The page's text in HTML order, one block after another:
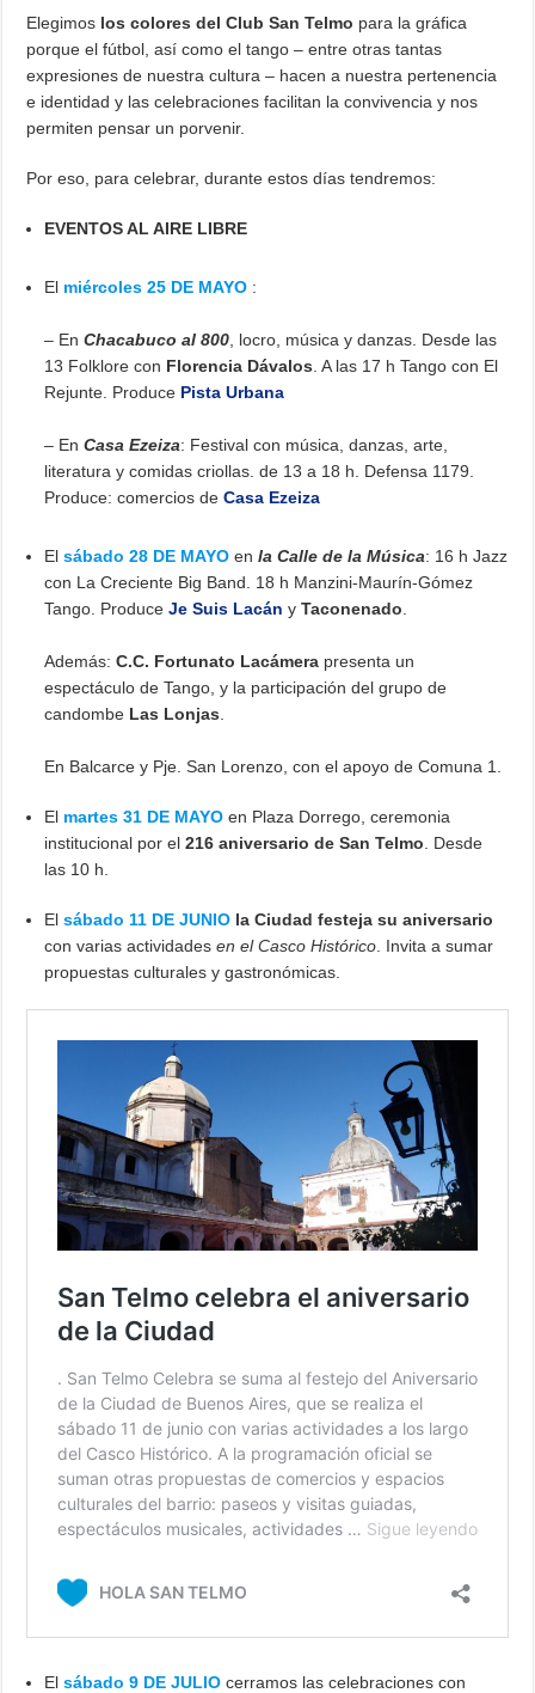
Elegimos los colores del Club San Telmo para la gráfica
porque el fútbol, así como el tango – entre otras tantas
expresiones de nuestra cultura – hacen a nuestra pertenencia
e identidad y las celebraciones facilitan la convivencia y nos
permiten pensar un porvenir.
Por eso, para celebrar, durante estos días tendremos:
EVENTOS AL AIRE LIBRE
El miércoles 25 DE MAYO :
– EnChacabuco al 800 , locro, música y danzas. Desde las
13 Folklore con Florencia Dávalos . A las 17 h Tango con El
Rejunte. Produce Pista Urbana
– EnCasa Ezeiza: Festival con música, danzas, arte,
literatura y comidas criollas. de 13 a 18 h. Defensa 1179.
Produce: comercios deCasa Ezeiza
Elsábado 28 DE MAYO enla Calle de la Música: 16 h Jazz
con La Creciente Big Band. 18 h Manzini-Maurín-Gómez
Tango. ProduceJe Suis Lacán yTaconenado
Además:C.C. Fortunato Lacámera presenta un
espectáculo de Tango, y la participación del grupo de
candombe Las Lonjas
En Balcarce y Pje. San Lorenzo, con el apoyo de Comuna 1.
El martes 31 DE MAYO en Plaza Dorrego, ceremonia
institucional por el216 aniversario de San Telmo . Desde
las 10 h.
Elsábado 11 DE JUNIO la Ciudad festeja su aniversario
con varias actividadesen el Casco Histórico . Invita a sumar
propuestas culturales y gastronómicas.
Elsábado 9 DE JULIO cerramos las celebraciones con